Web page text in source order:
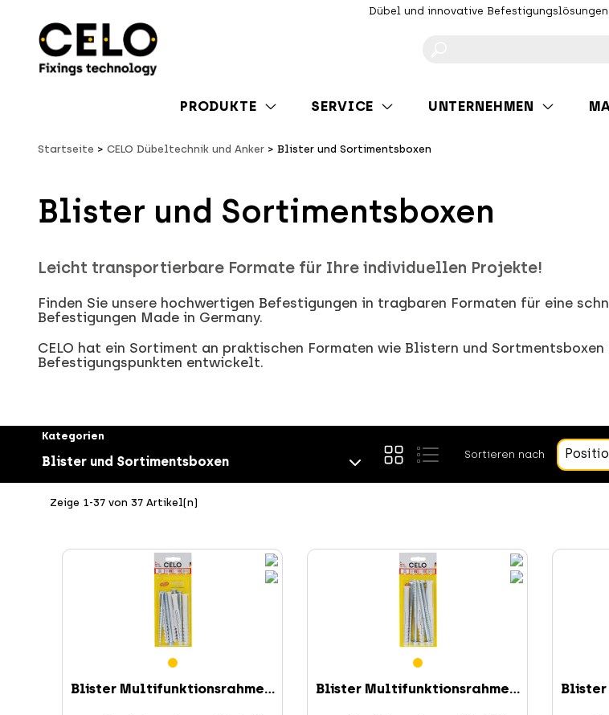
Dübel und innovative Befestigungslösungen
PRODUKTE SERVICE UNTERNEHMEN
Startseite CELO Dübeltechnik und Anker Blister und Sortimentsboxen
Blister und Sortimentsboxen
Leicht transportierbare Formate für Ihre individuellen Projekte!
Finden Sie unsere hochwertigen Befestigungen in tragbaren Formaten für eine
Befestigungen Made in Germany.
CELO hat ein Sortiment an praktischen Formaten wie Blistern und
Befestigungspunkten entwickelt.
Sortieren nach
Kategorien
Blister und Sortimentsboxen
Schrauben
Zeige 1-37 von 37 Artikel(n)
Blister Multifunktionsrahme... Blister Multifunktionsrahme...